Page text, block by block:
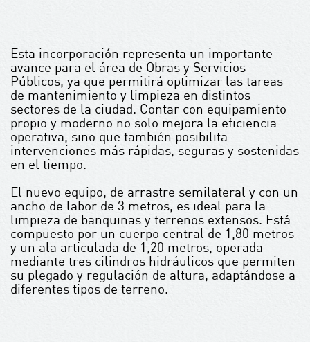
Esta incorporación representa un importante
avance para el área de Obras y Servicios
Públicos, ya que permitirá optimizar las tareas
de mantenimiento y limpieza en distintos
sectores de la ciudad. Contar con equipamiento
propio y moderno no solo mejora la eficiencia
operativa, sino que también posibilita
intervenciones más rápidas, seguras y sostenidas
en el tiempo.
El nuevo equipo, de arrastre semilateral y con un
ancho de labor de 3 metros, es ideal para la
limpieza de banquinas y terrenos extensos. Está
compuesto por un cuerpo central de 1,80 metros
y un ala articulada de 1,20 metros, operada
mediante tres cilindros hidráulicos que permiten
su plegado y regulación de altura, adaptándose a
diferentes tipos de terreno.